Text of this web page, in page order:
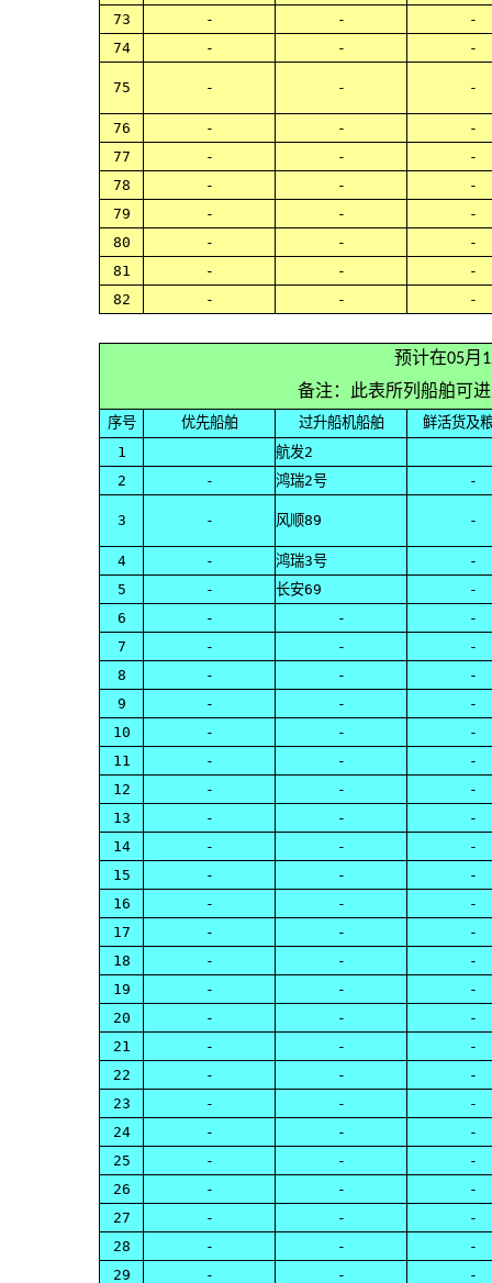
73
- -
-
74
- - -
75 - - -
76 - -
-
77
- -
-
78
- -
-
79
- -
-
80
- -
-
81
- -
-
82
- - -
预计在05月
备注：此表所列船舶可
序号 优先船舶 过升船机船舶 鲜活货及
1
航发2
2
- 鸿瑞2号 -
3 - 风顺89 -
4 - 鸿瑞3号
-
5
- 长安69
-
6
- -
-
7
- -
-
8
- -
-
9
- -
-
10
- -
-
11
- -
-
12
- -
-
13
- -
-
14
- -
-
15
- -
-
16
- -
-
17
- -
-
18
- -
-
19
- -
-
20
- -
-
21
- -
-
22
- -
-
23
- -
-
24
- -
-
25
- -
-
26
- -
-
27
- -
-
28
- -
-
29
- - -